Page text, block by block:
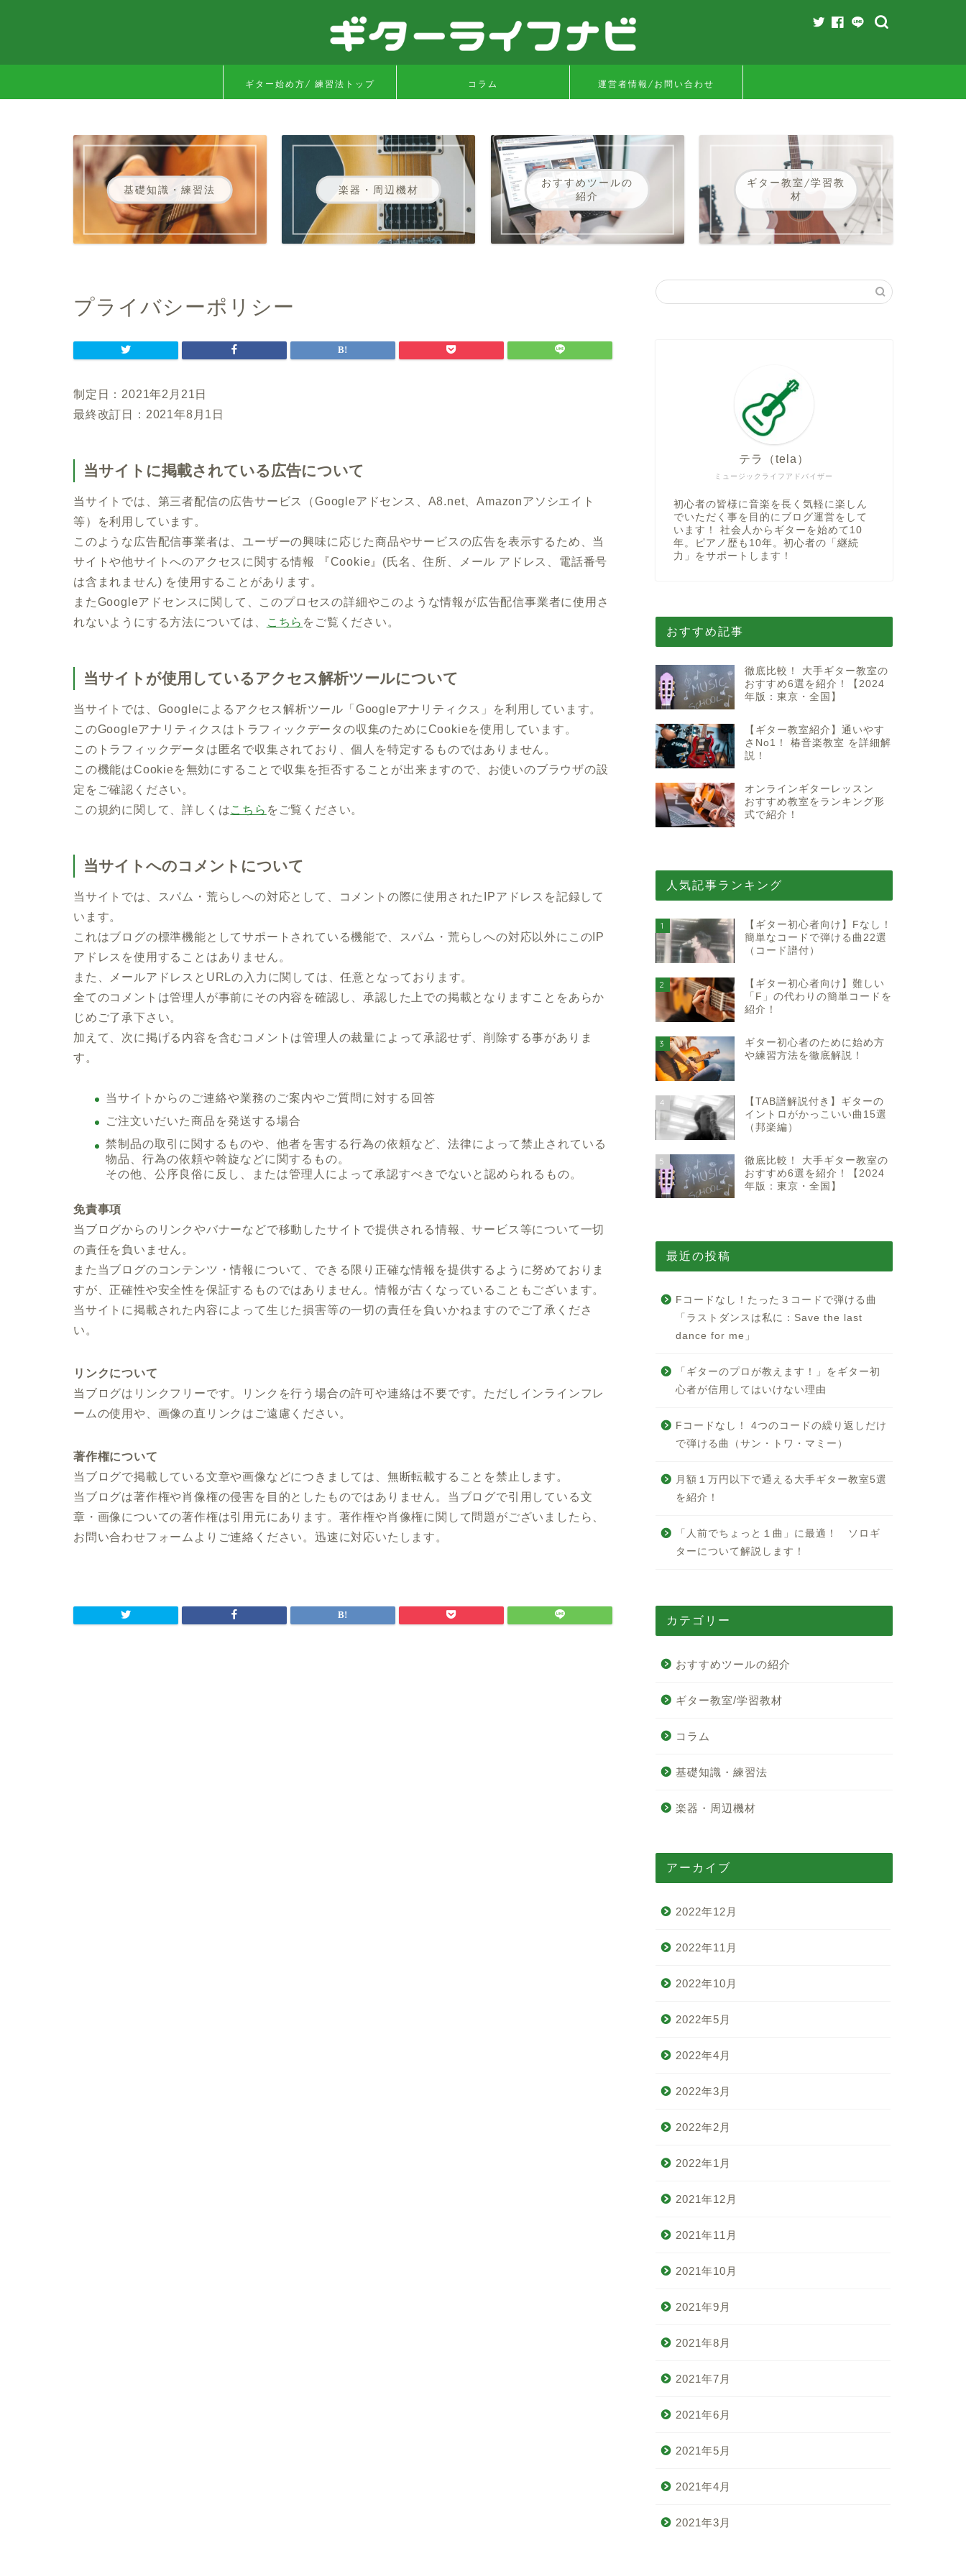
ギター始め方/ 練習法トップ コラム 運営者情報/お問い合わせ
基礎知識・練習法 楽器・周辺機材
おすすめツールの
紹介
ギター教室/学習教
材
プライバシーポリシー
制定日：2021年2月21日
最終改訂日：2021年8月1日
当サイトに掲載されている広告について
当サイトでは、第三者配信の広告サービス（Googleアドセンス、A8.net、Amazonアソシエイト
等）を利用しています。
このような広告配信事業者は、ユーザーの興味に応じた商品やサービスの広告を表示するため、当
サイトや他サイトへのアクセスに関する情報 『Cookie』(氏名、住所、メール アドレス、電話番号
は含まれません) を使用することがあります。
またGoogleアドセンスに関して、このプロセスの詳細やこのような情報が広告配信事業者に使用さ
れないようにする方法については、
こちら をご覧ください。
当サイトが使用しているアクセス解析ツールについて
当サイトでは、Googleによるアクセス解析ツール「Googleアナリティクス」を利用しています。
このGoogleアナリティクスはトラフィックデータの収集のためにCookieを使用しています。
このトラフィックデータは匿名で収集されており、個人を特定するものではありません。
この機能はCookieを無効にすることで収集を拒否することが出来ますので、お使いのブラウザの設
定をご確認ください。
この規約に関して、詳しくはこちら をご覧ください。
当サイトへのコメントについて
当サイトでは、スパム・荒らしへの対応として、コメントの際に使用されたIPアドレスを記録して
います。
これはブログの標準機能としてサポートされている機能で、スパム・荒らしへの対応以外にこのIP
アドレスを使用することはありません。
また、メールアドレスとURLの入力に関しては、任意となっております。
全てのコメントは管理人が事前にその内容を確認し、承認した上での掲載となりますことをあらか
じめご了承下さい。
加えて、次に掲げる内容を含むコメントは管理人の裁量によって承認せず、削除する事がありま
す。
当サイトからのご連絡や業務のご案内やご質問に対する回答
ご注文いだいた商品を発送する場合
禁制品の取引に関するものや、他者を害する行為の依頼など、法律によって禁止されている
物品、行為の依頼や斡旋などに関するもの。
その他、公序良俗に反し、または管理人によって承認すべきでないと認められるもの。
免責事項
当ブログからのリンクやバナーなどで移動したサイトで提供される情報、サービス等について一切
の責任を負いません。
また当ブログのコンテンツ・情報について、できる限り正確な情報を提供するように努めておりま
すが、正確性や安全性を保証するものではありません。情報が古くなっていることもございます。
当サイトに掲載された内容によって生じた損害等の一切の責任を負いかねますのでご了承くださ
い。
リンクについて
当ブログはリンクフリーです。リンクを行う場合の許可や連絡は不要です。ただしインラインフレ
ームの使用や、画像の直リンクはご遠慮ください。
著作権について
当ブログで掲載している文章や画像などにつきましては、無断転載することを禁止します。
当ブログは著作権や肖像権の侵害を目的としたものではありません。当ブログで引用している文
章・画像についての著作権は引用元にあります。著作権や肖像権に関して問題がございましたら、
お問い合わせフォームよりご連絡ください。迅速に対応いたします。
ミュージックライフアドバイザー
テラ（tela）
初心者の皆様に音楽を長く気軽に楽しん
でいただく事を目的にブログ運営をして
います！ 社会人からギターを始めて10
年。ピアノ歴も10年。初心者の「継続
力」をサポートします！
おすすめ記事
徹底比較！ 大手ギター教室の
おすすめ6選を紹介！【2024
年版：東京・全国】
【ギター教室紹介】通いやす
さNo1！ 椿音楽教室 を詳細解
説！
オンラインギターレッスン
おすすめ教室をランキング形
式で紹介！
人気記事ランキング
1
【ギター初心者向け】Fなし！
簡単なコードで弾ける曲22選
（コード譜付）
2
【ギター初心者向け】難しい
「F」の代わりの簡単コードを
紹介！
3
ギター初心者のために始め方
や練習方法を徹底解説！
4
【TAB譜解説付き】ギターの
イントロがかっこいい曲15選
（邦楽編）
5
徹底比較！ 大手ギター教室の
おすすめ6選を紹介！【2024
年版：東京・全国】
最近の投稿
Fコードなし！たった３コードで弾ける曲
「ラストダンスは私に：Save the last
dance for me」
「ギターのプロが教えます！」をギター初
心者が信用してはいけない理由
Fコードなし！ 4つのコードの繰り返しだけ
で弾ける曲（サン・トワ・マミー）
月額１万円以下で通える大手ギター教室5選
を紹介！
「人前でちょっと１曲」に最適！ ソロギ
ターについて解説します！
カテゴリー
おすすめツールの紹介
ギター教室/学習教材
コラム
基礎知識・練習法
楽器・周辺機材
アーカイブ
2022年12月
2022年11月
2022年10月
2022年5月
2022年4月
2022年3月
2022年2月
2022年1月
2021年12月
2021年11月
2021年10月
2021年9月
2021年8月
2021年7月
2021年6月
2021年5月
2021年4月
2021年3月